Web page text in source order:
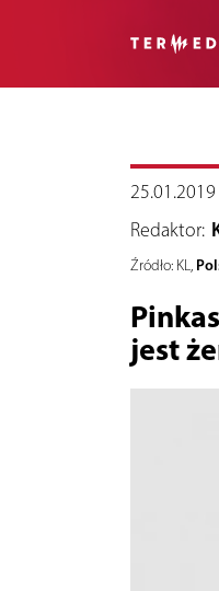
25.01.2019
Redaktor:
Źródło:KL,
jest